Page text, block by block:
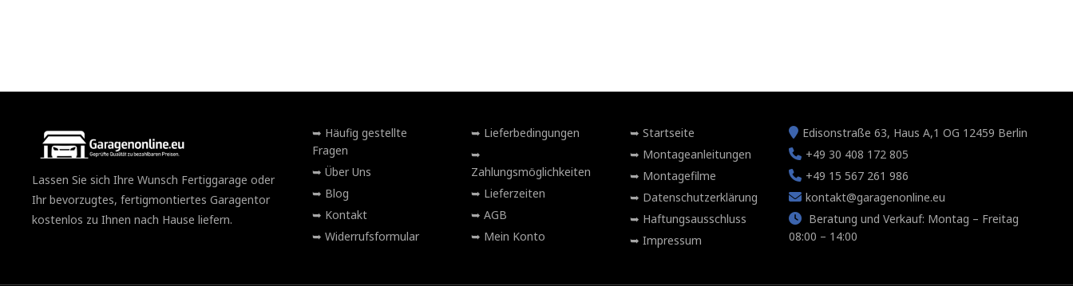
Lassen Sie sich Ihre Wunsch Fertiggarage oder
Ihr bevorzugtes, fertigmontiertes Garagentor
kostenlos zu Ihnen nach Hause liefern.
Häufig gestellte
Fragen
Über Uns
Blog
Kontakt
Widerrufsformular
Lieferbedingungen
Zahlungsmöglichkeiten
Lieferzeiten
AGB
Mein Konto
Startseite
Montageanleitungen
Montagefilme
Datenschutzerklärung
Haftungsausschluss
Impressum
Edisonstraße 63, Haus A,1 OG 12459 Berlin
+49 30 408 172 805
+49 15 567 261 986
kontakt@garagenonline.eu
Beratung und Verkauf: Montag – Freitag
08:00 – 14:00